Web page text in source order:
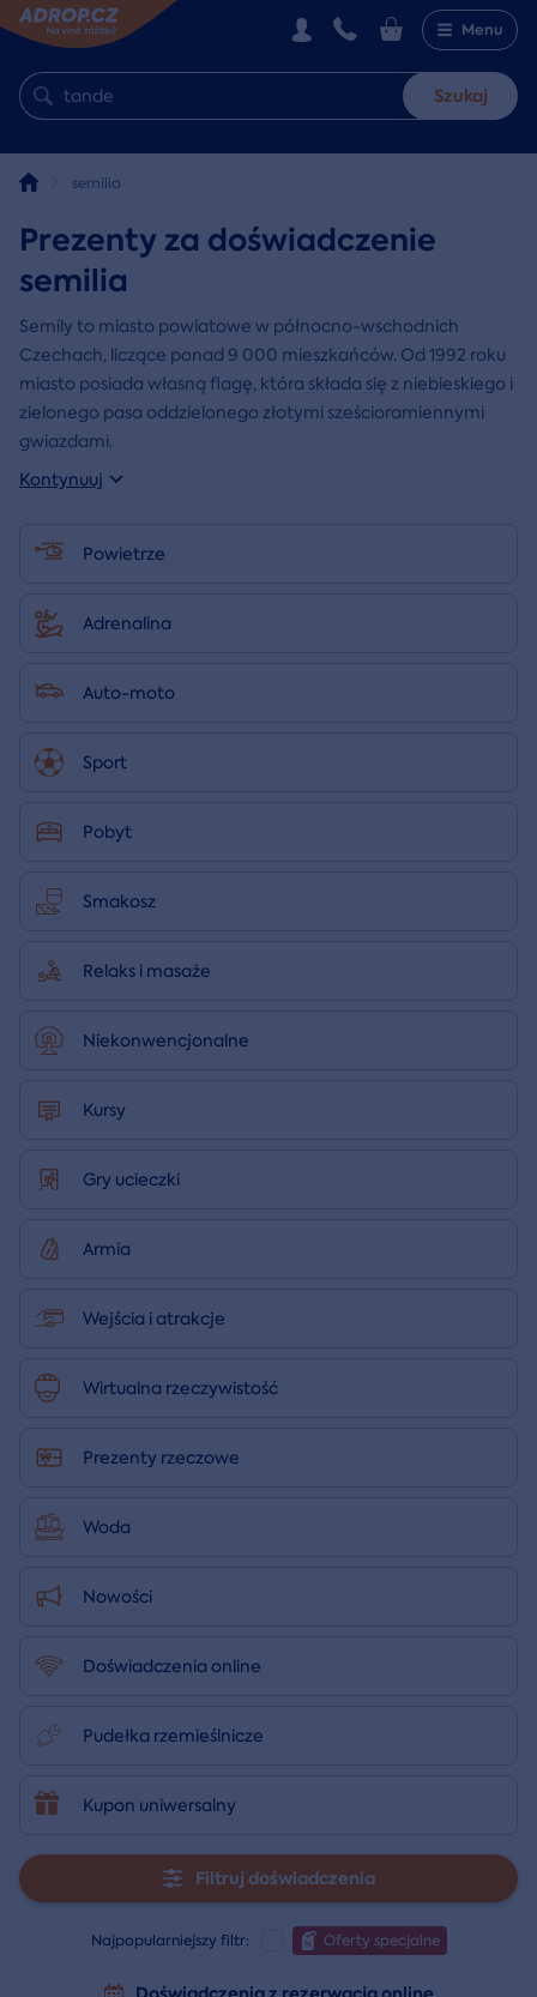
Menu
Szukaj
semilia
Prezenty za doświadczenie
semilia
Semily to miasto powiatowe w północno-wschodnich
Czechach, liczące ponad 9 000 mieszkańców. Od 1992 roku
miasto posiada własną flagę, która składa się z niebieskiego i
zielonego pasa oddzielonego złotymi sześcioramiennymi
gwiazdami.
Kontynuuj
Powietrze
Adrenalina
Auto-moto
Sport
Pobyt
Smakosz
Relaks i masaże
Niekonwencjonalne
Kursy
Gry ucieczki
Armia
Wejścia i atrakcje
Wirtualna rzeczywistość
Prezenty rzeczowe
Woda
Nowości
Doświadczenia online
Pudełka rzemieślnicze
Kupon uniwersalny
Filtruj doświadczenia
Najpopularniejszy filtr: Oferty specjalne